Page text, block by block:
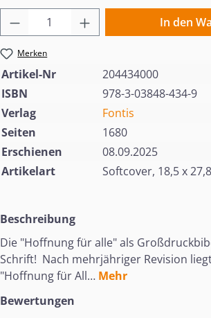
Produkt Anzahl: Gib denIn den
Merken
Artikel-Nr
204434000
ISBN
978-3-03848-434-9
Verlag
Fontis
Seiten
1680
Erschienen
08.09.2025
Artikelart
Softcover, 18,5 x
Beschreibung
Die "Hoffnung für alle" als
Schrift! Nach mehrjähriger Revision
"Hoffnung für All… Mehr
Bewertungen